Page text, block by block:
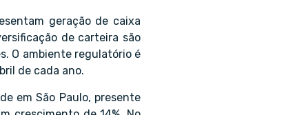
geração de caixa
de carteira são
O ambiente regulatório é
de cada ano.
em São Paulo, presente